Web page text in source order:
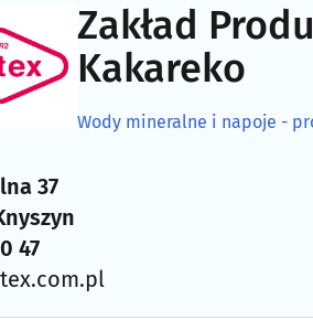
Zakład
Kakareko
Wody mineralne i napoje -
37
47